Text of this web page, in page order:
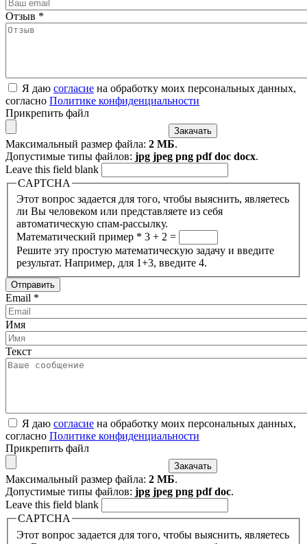
Отзыв *
Я даю согласие на обработку моих персональных данных,
согласно Политике конфиденциальности
Прикрепить файл
Максимальный размер файла: 2 МБ.
Допустимые типы файлов: jpg jpeg png pdf doc docx.
Leave this field blank
CAPTCHA
Этот вопрос задается для того, чтобы выяснить, являетесь
ли Вы человеком или представляете из себя
автоматическую спам-рассылку.
Математический пример * 3 + 2 =
Решите эту простую математическую задачу и введите
результат. Например, для 1+3, введите 4.
Email *
Имя
Текст
Я даю согласие на обработку моих персональных данных,
согласно Политике конфиденциальности
Прикрепить файл
Максимальный размер файла: 2 МБ.
Допустимые типы файлов: jpg jpeg png pdf doc.
Leave this field blank
CAPTCHA
Этот вопрос задается для того, чтобы выяснить, являетесь